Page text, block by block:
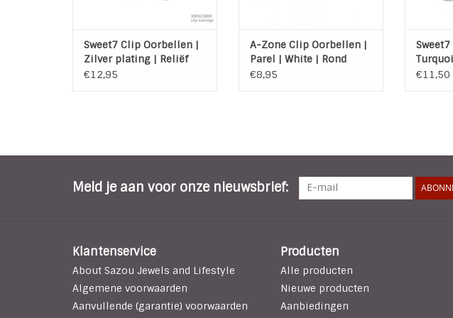
Sweet7 Clip Oorbellen |
Zilver plating | Reliëf
€12,95
A-Zone Clip Oorbellen |
Parel | White | Rond
€8,95
€11,50
Meld je aan voor onze nieuwsbrief:
Klantenservice
About Sazou Jewels and Lifestyle
Algemene voorwaarden
Aanvullende (garantie) voorwaarden
Producten
Alle producten
Nieuwe producten
Aanbiedingen